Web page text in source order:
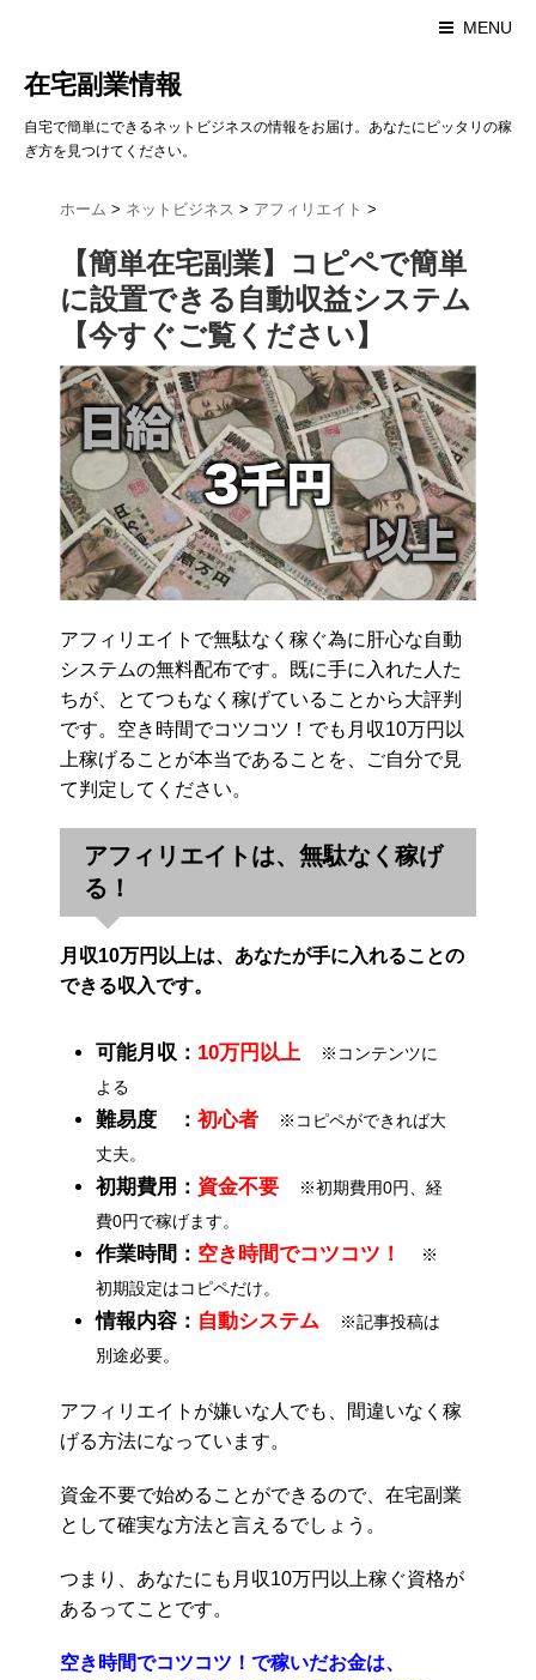
MENU
在宅副業情報
自宅で簡単にできるネットビジネスの情報をお届け。あなたにピッタリの稼
ぎ方を見つけてください。
ホーム > ネットビジネス > アフィリエイト >
【簡単在宅副業】コピペで簡単
に設置できる自動収益システム
【今すぐご覧ください】
アフィリエイトで無駄なく稼ぐ為に肝心な自動
システムの無料配布です。既に手に入れた人た
ちが、とてつもなく稼げていることから大評判
です。空き時間でコツコツ！でも月収10万円以
上稼げることが本当であることを、ご自分で見
て判定してください。
アフィリエイトは、無駄なく稼げ
る！
月収10万円以上は、あなたが手に入れることの
できる収入です。
可能月収： 10万円以上
※コンテンツに
よる
難易度 ： 初心者
※コピペができれば大
丈夫。
初期費用： 資金不要
※初期費用0円、経
費0円で稼げます。
作業時間： 空き時間でコツコツ！
※
初期設定はコピペだけ。
情報内容： 自動システム
※記事投稿は
別途必要。
アフィリエイトが嫌いな人でも、間違いなく稼
げる方法になっています。
資金不要で始めることができるので、在宅副業
として確実な方法と言えるでしょう。
つまり、あなたにも月収10万円以上稼ぐ資格が
あるってことです。
空き時間でコツコツ！で稼いだお金は、